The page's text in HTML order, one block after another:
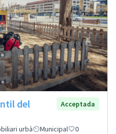
del
Acceptada
urbà Municipal 0